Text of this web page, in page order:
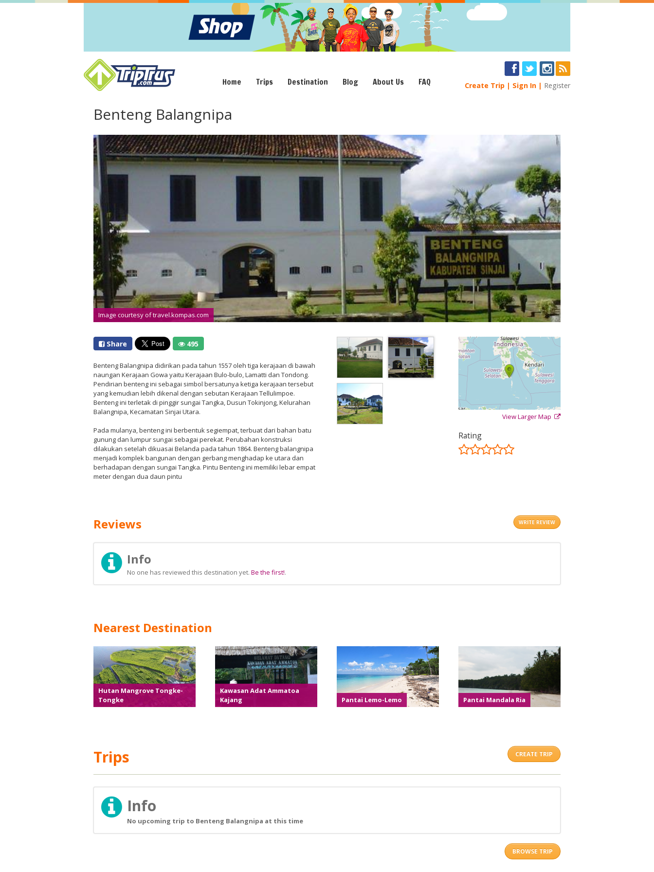
Home Trips Destination Blog About Us FAQ Create Trip Sign In Register
Benteng Balangnipa
Image courtesy of travel.kompas.com
Share 495
Benteng Balangnipa didirikan pada tahun 1557 oleh tiga kerajaan di bawah
naungan Kerajaan Gowa yaitu Kerajaan Bulo-bulo, Lamatti dan Tondong.
Pendirian benteng ini sebagai simbol bersatunya ketiga kerajaan tersebut
yang kemudian lebih dikenal dengan sebutan Kerajaan Tellulimpoe.
Benteng ini terletak di pinggir sungai Tangka, Dusun Tokinjong, Kelurahan
Balangnipa, Kecamatan Sinjai Utara.
Pada mulanya, benteng ini berbentuk segiempat, terbuat dari bahan batu
gunung dan lumpur sungai sebagai perekat. Perubahan konstruksi
dilakukan setelah dikuasai Belanda pada tahun 1864. Benteng balangnipa
menjadi komplek bangunan dengan gerbang menghadap ke utara dan
berhadapan dengan sungai Tangka. Pintu Benteng ini memiliki lebar empat
meter dengan dua daun pintu
View Larger Map
Rating
WRITE REVIEW
Reviews
Info
No one has reviewed this destination yet. Be the first!.
Nearest Destination
Hutan Mangrove Tongke-
Tongke
Kawasan Adat Ammatoa
Kajang
Pantai Lemo-Lemo Pantai Mandala Ria
Trips CREATE TRIP
Info
No upcoming trip to Benteng Balangnipa at this time
BROWSE TRIP